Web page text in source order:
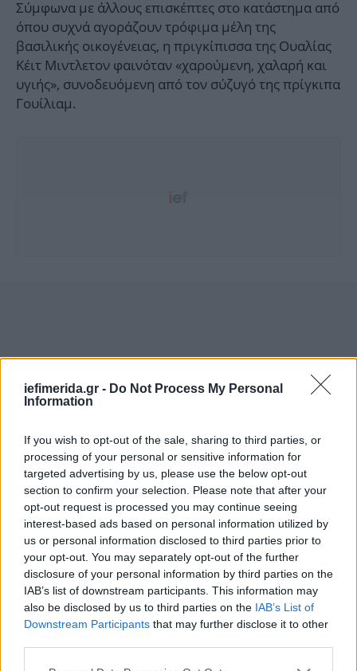
iefimerida.gr - Do Not Process My Personal
Information
If you wish to opt-out of the sale, sharing to third parties, or
processing of your personal or sensitive information for
targeted advertising by us, please use the below opt-out
section to confirm your selection. Please note that after your
opt-out request is processed you may continue seeing
interest-based ads based on personal information utilized by
us or personal information disclosed to third parties prior to
your opt-out. You may separately opt-out of the further
disclosure of your personal information by third parties on the
IAB’s list of downstream participants. This information may
also be disclosed by us to third parties on the IAB’s List of
Downstream Participants that may further disclose it to other
Σύμφωνα με άλλους επισκέπτες στο κατάστημα από
όπου συχνά αγοράζουν τρόφιμα μέλη της
βασιλικής οικογένειας, η πριγκίπισσα της Ουαλίας
Κέιτ Μιντλετον φαινόταν «χαρούμενη, χαλαρή και
υγιής», συνοδευόμενη από τον σύζυγό της πρίγκιπα
Γουίλιαμ.